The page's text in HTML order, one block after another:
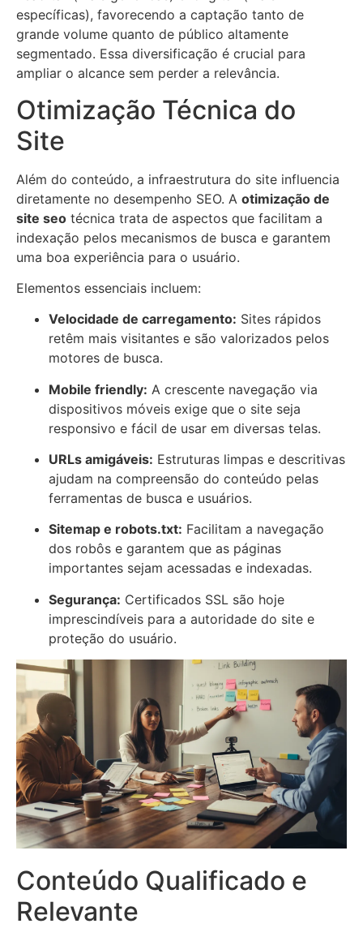
específicas), favorecendo a captação tanto de
grande volume quanto de público altamente
segmentado. Essa diversificação é crucial para
ampliar o alcance sem perder a relevância.
Otimização Técnica do
Site
Além do conteúdo, a infraestrutura do site influencia
diretamente no desempenho SEO. A otimização de
site seo técnica trata de aspectos que facilitam a
indexação pelos mecanismos de busca e garantem
uma boa experiência para o usuário.
Elementos essenciais incluem:
Velocidade de carregamento: Sites rápidos
retêm mais visitantes e são valorizados pelos
motores de busca.
Mobile friendly: A crescente navegação via
dispositivos móveis exige que o site seja
responsivo e fácil de usar em diversas telas.
URLs amigáveis: Estruturas limpas e descritivas
ajudam na compreensão do conteúdo pelas
ferramentas de busca e usuários.
Sitemap e robots.txt: Facilitam a navegação
dos robôs e garantem que as páginas
importantes sejam acessadas e indexadas.
Segurança: Certificados SSL são hoje
imprescindíveis para a autoridade do site e
proteção do usuário.
Conteúdo Qualificado e
Relevante